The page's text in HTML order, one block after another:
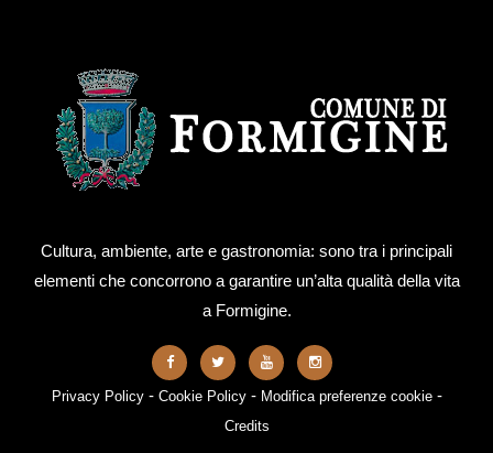
Cultura, ambiente, arte e gastronomia: sono tra i principali
elementi che concorrono a garantire un’alta qualità della vita
a Formigine.
Privacy Policy- Cookie Policy- Modifica preferenze cookie-
Credits